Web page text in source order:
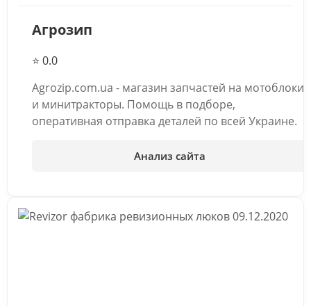
Агрозип
⭐ 0.0
Agrozip.com.ua - магазин запчастей на мотоблоки
и минитракторы. Помощь в подборе,
оперативная отправка деталей по всей Украине.
Анализ сайта
09.12.2020